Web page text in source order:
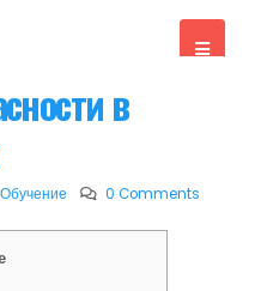
в
0 Comments